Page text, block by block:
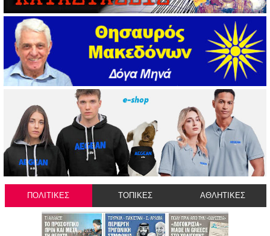
ΠΟΛΙΤΙΚΕΣ ΤΟΠΙΚΕΣ ΑΘΛΗΤΙΚΕΣ